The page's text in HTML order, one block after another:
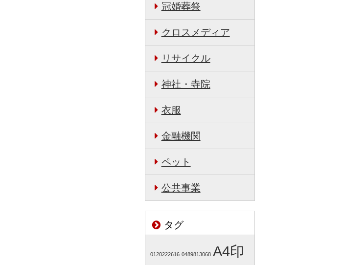
冠婚葬祭
クロスメディア
リサイクル
神社・寺院
衣服
金融機関
ペット
公共事業
タグ
0120222616 0489813068 A4印